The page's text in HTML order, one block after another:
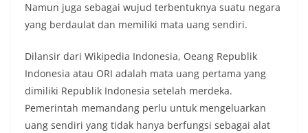
Namun juga sebagai wujud terbentuknya suatu negara
yang berdaulat dan memiliki mata uang sendiri.
Dilansir dari Wikipedia Indonesia, Oeang Republik
Indonesia atau ORI adalah mata uang pertama yang
dimiliki Republik Indonesia setelah merdeka.
Pemerintah memandang perlu untuk mengeluarkan
uang sendiri yang tidak hanya berfungsi sebagai alat